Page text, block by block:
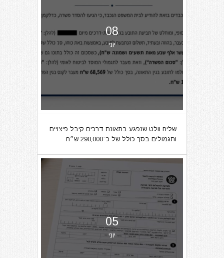
08
יוני
שליח וולט שנפגע בתאונת דרכים קיבל פיצויים
ותגמולים בסך כולל של כ־290,000 ש״ח
05
יוני